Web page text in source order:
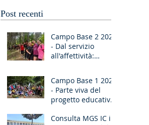
Alzati!”
Post recenti
Campo Base 2 2026
- Dal servizio
all'affettività:
Campo Base 1 2026
- Parte viva del
progetto educativo
Consulta MGS IC in